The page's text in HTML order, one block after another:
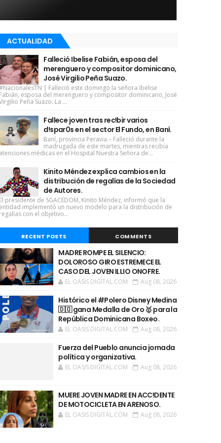
ACTUALIDAD
Falleció Ibelise Fabián, esposa del
merenguero y compositor dominicano,
José Virgilio Peña Suazo.
| Falleció este domingo la señora Ibelise
esposa del merenguero y compositor dominicano, José
Peña Suazo. La ...
Fallece joven tras rec!bir varios
d!spar0s en el sector El Fundo, en Baní.
Baní, provincia Peravia.– Falleció durante la
madrugada de este martes, mientras recibía
médicas en el Hospital Nuestra Señora de...
Kinito Méndez explica cambios en la
distribución de regalías de la Sociedad
de Autores.
presidente de SGACEDOM, Kinito Méndez, informó que la
implementó un nuevo modelo para la distribución de
con el objetivo...
RECENT POSTS COMMENTS
MADRE ROMPE EL SILENCIO:
DOLOROSO GIRO ESTREMECE EL
CASO DEL JOVEN ILLIO ONOFRE.
EL OASIS DIGITAL.COM Aug 08, 2026
Histórico el #Polero Disney Medina
🇩🇴 gana Medalla de Oro 🥇 para la
República Dominicana Boxeo.
EL OASIS DIGITAL.COM Aug 08, 2026
Fuerza del Pueblo anuncia jornada
política y organizativa.
EL OASIS DIGITAL.COM Aug 08, 2026
MUERE JOVEN MADRE EN ACC!DENTE
DE MOTOCICLETA EN ARENOSO.
EL OASIS DIGITAL.COM Aug 08, 2026